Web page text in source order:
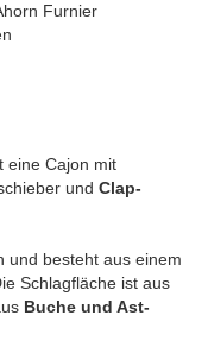
Furnier
eine Cajon mit
und Clap-
und besteht aus einem
Schlagfläche ist aus
Buche und Ast-